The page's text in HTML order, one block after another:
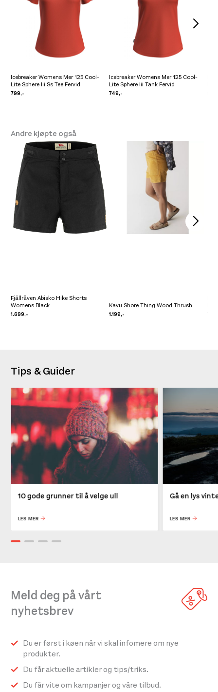
Icebreaker Womens Mer 125 Cool-
Lite Sphere Iii Ss Tee Fervid
799,-
Icebreaker Womens Mer 125 Cool-
Lite Sphere Iii Tank Fervid
749,-
Lite
Andre kjøpte også
Fjällräven Abisko Hike Shorts
Womens Black
1.699,-
Kavu Shore Thing Wood Thrush
1.199,-
Lite
Tips & Guider
10 gode grunner til å velge ull
LES MER
Gå en lys
LES MER
Meld deg på vårt
nyhetsbrev
Du er først i køen når vi skal infomere om nye
produkter.
Du får aktuelle artikler og tips/triks.
Du får vite om kampanjer og våre tilbud.